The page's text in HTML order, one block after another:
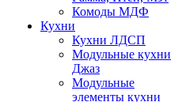
Комоды МДФ
Кухни
Кухни ЛДСП
Модульные кухни
Джаз
Модульные
элементы кухни